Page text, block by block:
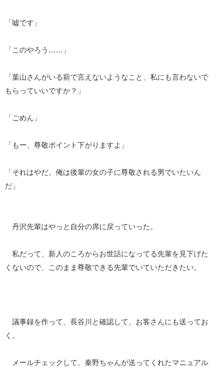
「嘘です」
「このやろう……」
「葉山さんがいる前で言えないようなこと、私にも言わないで
もらっていいですか？」
「ごめん」
「もー、尊敬ポイント下がりますよ」
「それはやだ。俺は後輩の女の子に尊敬される男でいたいん
だ」
丹沢先輩はやっと自分の席に戻っていった。
私だって、新人のころからお世話になってる先輩を見下げた
くないので、このまま尊敬できる先輩でいていただきたい。
議事録を作って、長谷川と確認して、お客さんにも送ってお
く。
メールチェックして、秦野ちゃんが送ってくれたマニュアル